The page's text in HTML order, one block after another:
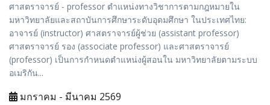
ศาสตราจารย์ - professor ตำแหน่งทางวิชาการตามกฎหมายใน
มหาวิทยาลัยและสถาบันการศึกษาระดับอุดมศึกษา ในประเทศไทย:
อาจารย์ (instructor) ศาสตราจารย์ผู้ช่วย (assistant professor)
ศาสตราจารย์ รอง (associate professor) และศาสตราจารย์
(professor) เป็นการกำหนดตำแหน่งผู้สอนใน มหาวิทยาลัยตามระบบ
อเมริกัน...
มกราคม - มีนาคม 2569